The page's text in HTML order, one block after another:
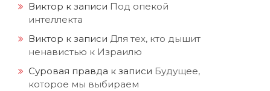
Виктор к записи Под опекой
интеллекта
Виктор к записи Для тех, кто дышит
ненавистью к Израилю
Суровая правда к записи Будущее,
которое мы выбираем